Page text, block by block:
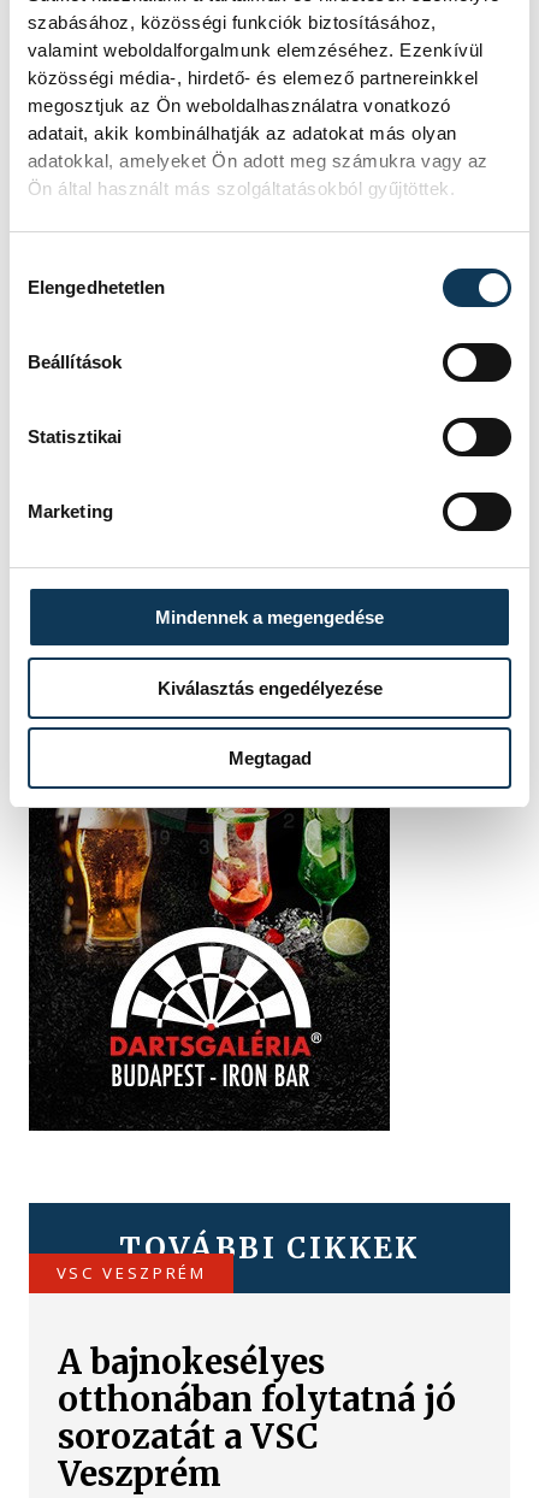
szabásához, közösségi funkciók biztosításához,
valamint weboldalforgalmunk elemzéséhez. Ezenkívül
közösségi média-, hirdető- és elemező partnereinkkel
megosztjuk az Ön weboldalhasználatra vonatkozó
adatait, akik kombinálhatják az adatokat más olyan
adatokkal, amelyeket Ön adott meg számukra vagy az
Ön által használt más szolgáltatásokból gyűjtöttek.
Elengedhetetlen
Beállítások
Statisztikai
Marketing
Mindennek a megengedése
Kiválasztás engedélyezése
Megtagad
SZERZŐ
vehir.hu
TOVÁBBI CIKKEK
VSC VESZPRÉM
A bajnokesélyes
otthonában folytatná jó
sorozatát a VSC
Veszprém